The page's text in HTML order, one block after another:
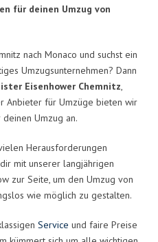
für deinen Umzug von
nach Monaco und suchst ein
Umzugsunternehmen? Dann
Eisenhower Chemnitz,
Anbieter für Umzüge bieten wir
Umzug an.
Herausforderungen
mit unserer langjährigen
zur Seite, um den Umzug von
wie möglich zu gestalten.
Service und faire Preise